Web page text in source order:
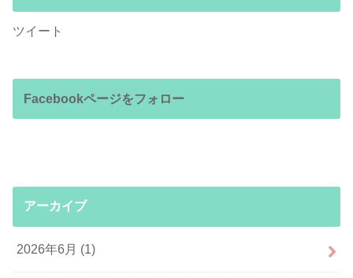
ツイート
Facebookページをフォロー
アーカイブ
2026年6月 (1)